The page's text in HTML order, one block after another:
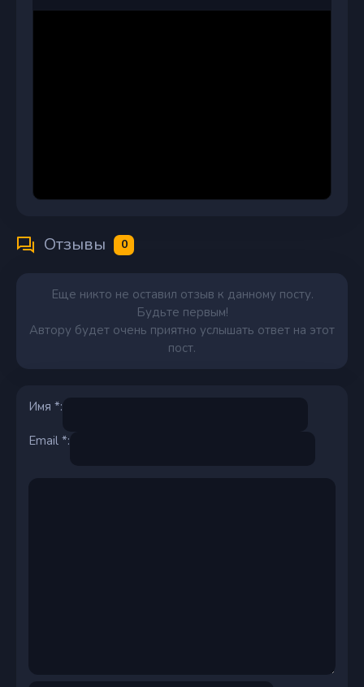
Отзывы 0
Еще никто не оставил отзыв к данному посту.
Будьте первым!
Автору будет очень приятно услышать ответ на этот
пост.
Имя *:
Email *: